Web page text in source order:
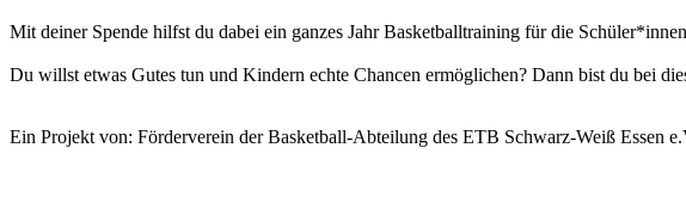
Mit deiner Spende hilfst du dabei ein ganzes Jahr Basketballtraining für die
Du willst etwas Gutes tun und Kindern echte Chancen ermöglichen? Dann bist du bei
Ein Projekt von: Förderverein der Basketball-Abteilung des ETB Schwarz-Weiß Essen